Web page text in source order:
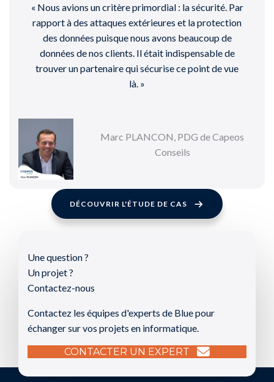
« Nous avions un critère primordial : la sécurité. Par
rapport à des attaques extérieures et la protection
des données puisque nous avons beaucoup de
données de nos clients. Il était indispensable de
trouver un partenaire qui sécurise ce point de vue
là. »
Marc PLANCON, PDG de Capeos
Conseils
DÉCOUVRIR L'ÉTUDE DE CAS
Une question ?
Un projet ?
Contactez-nous
Contactez les équipes d'experts de Blue pour
échanger sur vos projets en informatique.
CONTACTER UN EXPERT